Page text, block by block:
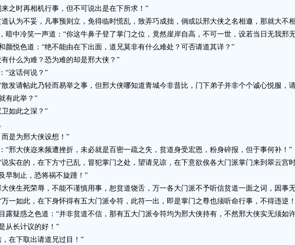
时再相机行事，但不可说出是在下所求！”
为不妥，凡事预则立，免得临时慌乱，致弄巧成拙，倘或以邢大侠之名相邀，那就大不
中冷笑一声道：“你这牛鼻子登了掌门之位，竟然崖岸自高，不可一世，设若当日无我邢
悦色道：“绝不能由在下出面，道兄莫非有什么难处？可否请道其详？”
么为难？恐为难的却是邢大侠？”
这话何说？”
请帖此乃轻而易举之事，但邢大侠哪知道青城今非昔比，门下弟子并非个个诚心悦服，
有此举？”
如此之深？”
是为邢大侠设想！”
大侠迩来频遭挫折，未必就是百密一疏之失，贫道身受宏恩，粉身碎报，但于事何补！”
在的，在下方寸已乱，冒犯掌门之处，望请见谅，在下意欲俟各大门派掌门来到翠云宫
早制止，恐将祸不旋踵！”
生死荣辱，不能不谨慎用事，恕贫道饶舌，万一各大门派不予听信贫道一面之词，因事
如此，在下身怀得有五大门派令符，此符一出，即是掌门之尊也须听命行事，不得违逆
疑惑之色道：“并非贫道不信，那有五大门派令符均为邢大侠持有，不然邢大侠实无须如
从长计议的好！”
在下取出请道兄过目！”